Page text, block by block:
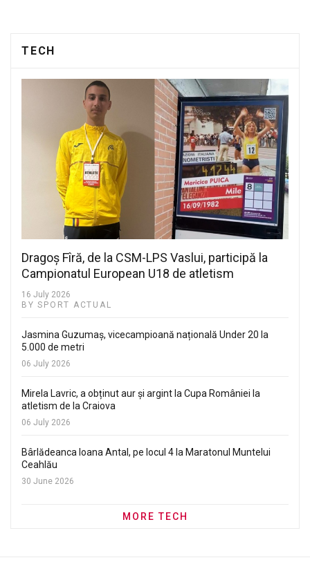
TECH
Dragoș Fîră, de la CSM-LPS Vaslui, participă la
Campionatul European U18 de atletism
16 July 2026
BY SPORT ACTUAL
Jasmina Guzumaș, vicecampioană națională Under 20 la
5.000 de metri
06 July 2026
Mirela Lavric, a obținut aur și argint la Cupa României la
atletism de la Craiova
06 July 2026
Bârlădeanca Ioana Antal, pe locul 4 la Maratonul Muntelui
Ceahlău
30 June 2026
MORE TECH